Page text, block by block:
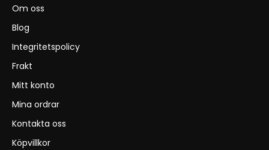
Om oss
Blog
Integritetspolicy
Frakt
Mitt konto
Mina ordrar
Kontakta oss
Köpvillkor